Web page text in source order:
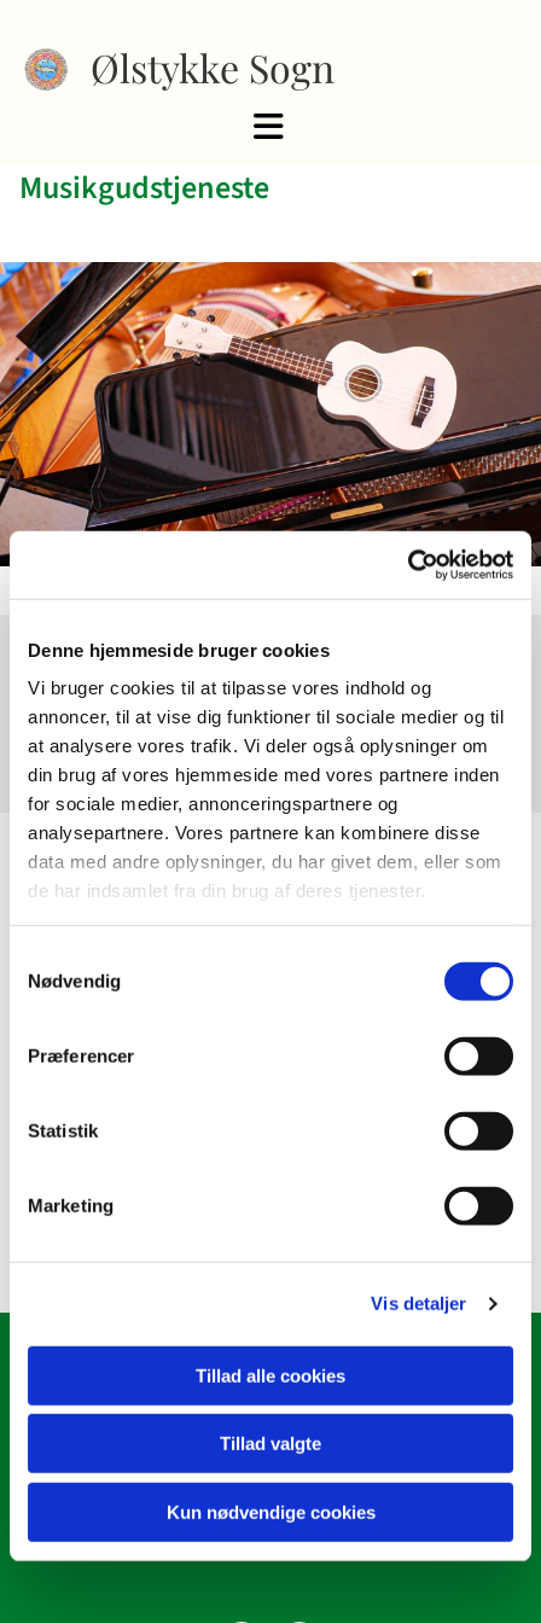
Denne hjemmeside bruger cookies
Vi bruger cookies til at tilpasse vores indhold og
annoncer, til at vise dig funktioner til sociale medier og til
at analysere vores trafik. Vi deler også oplysninger om
din brug af vores hjemmeside med vores partnere inden
for sociale medier, annonceringspartnere og
analysepartnere. Vores partnere kan kombinere disse
data med andre oplysninger, du har givet dem, eller som
de har indsamlet fra din brug af deres tjenester.
Nødvendig
Præferencer
Statistik
Marketing
Vis detaljer
Tillad alle cookies
Tillad valgte
Kun nødvendige cookies
Ølstykke Sogn
Musikgudstjeneste
Søndag 25. oktober 2026, kl. 15:00
Udlejre Kirke, Ørnebjergvej 7, 3650 Ølstykke
Kirkepladsen 2
oelstykke.sogn@km.dk
4717 8163